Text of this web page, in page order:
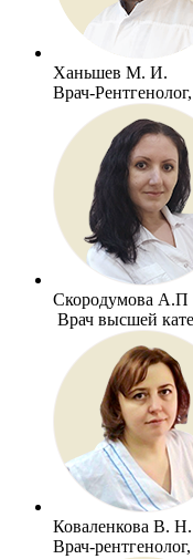
Ханьшев М. И.
Врач-
Скородумова А.П
Врач высшей
Коваленкова В. Н.
Врач-